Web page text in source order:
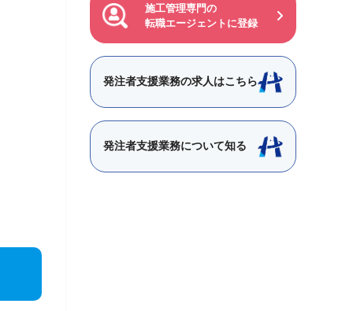
施工管理専門の
転職エージェントに登録
発注者支援業務の求人はこちら
発注者支援業務について知る